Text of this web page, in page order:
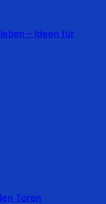
– Ideen für
Toren